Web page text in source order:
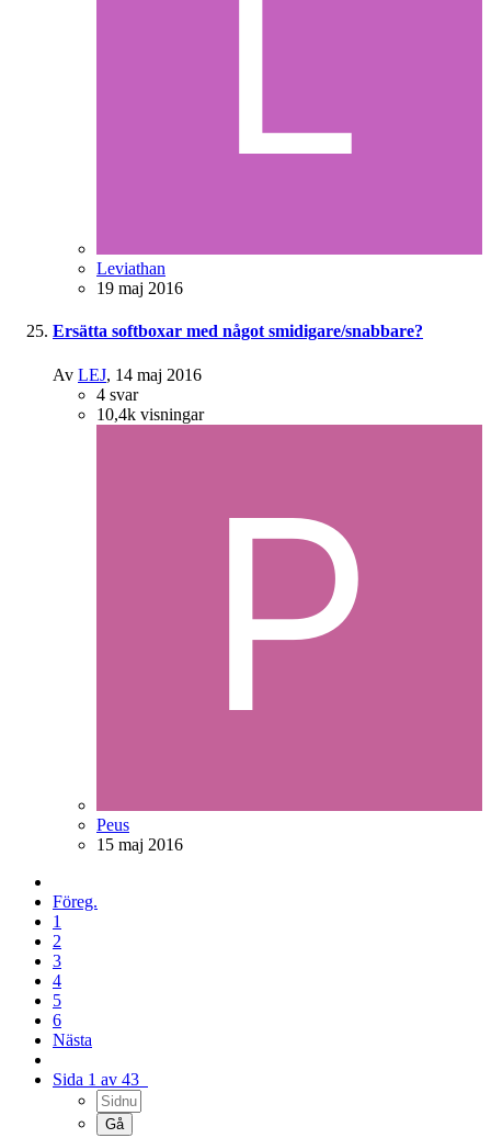
Leviathan
19 maj 2016
Ersätta softboxar med något smidigare/snabbare?
Av LEJ, 14 maj 2016
4 svar
10,4k visningar
Peus
15 maj 2016
Föreg.
1
2
3
4
5
6
Nästa
Sida 1 av 43